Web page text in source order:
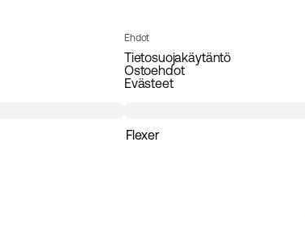
Ehdot
Tietosuojakäytäntö
Ostoehdot
Evästeet
Flexer